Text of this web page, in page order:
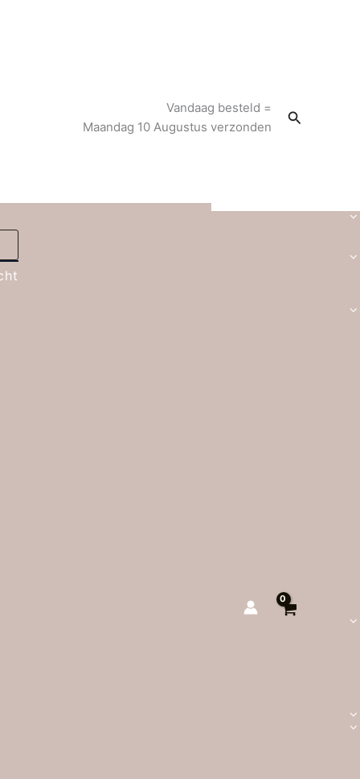
Vandaag besteld =
Maandag 10 Augustus verzonden
Zoeken